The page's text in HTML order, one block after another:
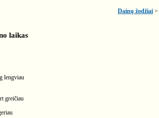
Dainų žodžiai >
laikas
lengviau
greičiau